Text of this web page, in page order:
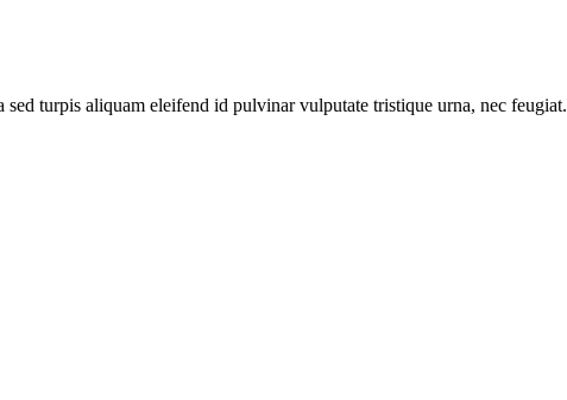
turpis aliquam eleifend id pulvinar vulputate tristique urna, nec feugiat.